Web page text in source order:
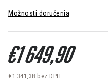
Možnosti doručenia
€1 649,90
€1 341,38 bez DPH